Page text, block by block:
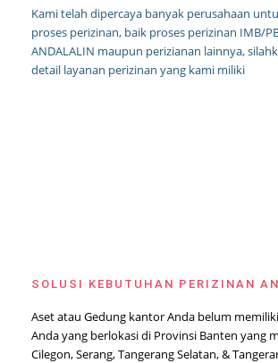
Kami telah dipercaya banyak perusahaan
proses perizinan, baik proses perizinan IMB/
ANDALALIN maupun perizianan lainnya,
detail layanan perizinan yang kami miliki
SOLUSI KEBUTUHAN PERIZINAN
Aset atau Gedung kantor Anda belum
Anda yang berlokasi di Provinsi Banten yang
Cilegon, Serang, Tangerang Selatan, &